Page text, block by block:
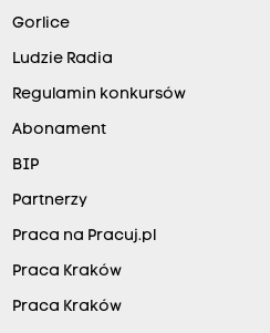
Gorlice
Ludzie Radia
Regulamin konkursów
Abonament
BIP
Partnerzy
Praca na Pracuj.pl
Praca Kraków
Praca Kraków